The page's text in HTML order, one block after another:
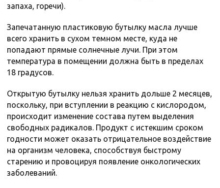
запаха, горечи).
Запечатанную пластиковую бутылку масла лучше
всего хранить в сухом темном месте, куда не
попадают прямые солнечные лучи. При этом
температура в помещении должна быть в пределах
18 градусов.
Открытую бутылку нельзя хранить дольше 2 месяцев,
поскольку, при вступлении в реакцию с кислородом,
происходит изменение состава путем выделения
свободных радикалов. Продукт с истекшим сроком
годности может оказать отрицательное воздействие
на организм человека, способствуя быстрому
старению и провоцируя появление онкологических
заболеваний.